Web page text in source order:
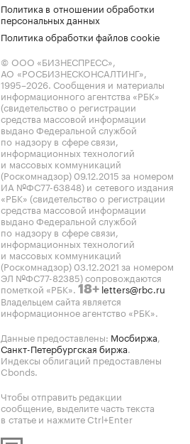
Политика в отношении обработки
персональных данных
Политика обработки файлов cookie
© ООО «БИЗНЕСПРЕСС»,
АО «РОСБИЗНЕСКОНСАЛТИНГ»,
1995–2026. Сообщения и материалы
информационного агентства «РБК»
(свидетельство о регистрации
средства массовой информации
выдано Федеральной службой
по надзору в сфере связи,
информационных технологий
и массовых коммуникаций
(Роскомнадзор) 09.12.2015 за номером
ИА №ФС77-63848) и сетевого издания
«РБК» (свидетельство о регистрации
средства массовой информации
выдано Федеральной службой
по надзору в сфере связи,
информационных технологий
и массовых коммуникаций
(Роскомнадзор) 03.12.2021 за номером
ЭЛ №ФС77-82385) сопровождаются
пометкой «РБК». 18+ letters@rbc.ru
Владельцем сайта является
информационное агентство «РБК».
Данные предоставлены: Мосбиржа,
Санкт-Петербургская биржа.
Индексы облигаций предоставлены
Cbonds.
Чтобы отправить редакции
сообщение, выделите часть текста
в статье и нажмите Ctrl+Enter